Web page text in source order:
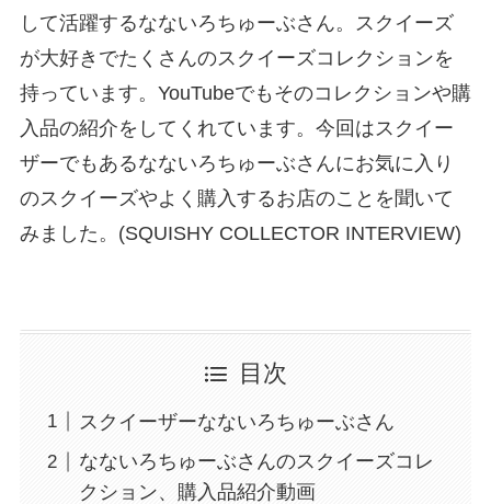
して活躍するなないろちゅーぶさん。スクイーズ
が大好きでたくさんのスクイーズコレクションを
持っています。YouTubeでもそのコレクションや購
入品の紹介をしてくれています。今回はスクイー
ザーでもあるなないろちゅーぶさんにお気に入り
のスクイーズやよく購入するお店のことを聞いて
みました。(SQUISHY COLLECTOR INTERVIEW)
目次
スクイーザーなないろちゅーぶさん
なないろちゅーぶさんのスクイーズコレ
クション、購入品紹介動画